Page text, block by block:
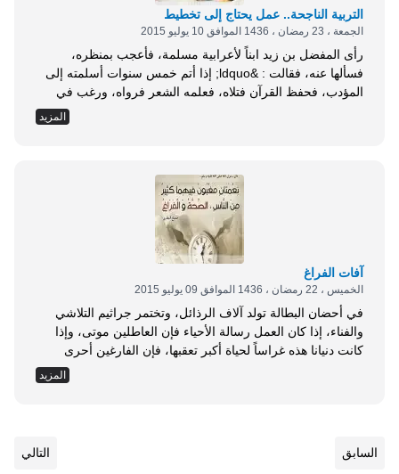
التربية الناجحة.. عمل يحتاج إلى تخطيط
الجمعة ، 23 رمضان ، 1436 الموافق 10 يوليو 2015
رأى المفضل بن زيد ابناً لأعرابية مسلمة، فأعجب بمنظره،
فسألها عنه، فقالت : &ldquo; إذا أتم خمس سنوات أسلمته إلى
المؤدب، فحفظ القرآن فتلاه، فعلمه الشعر فرواه، ورغب في
مفاخرة قومه، وطلب مآثر آبائه وأجداده، فلما بلغ الحلم حملته
على أعناق الخيل فتمرس وتفرس، ولبس السلاح، ومشى بين
المزيد
آفات الفراغ
الخميس ، 22 رمضان ، 1436 الموافق 09 يوليو 2015
في أحضان البطالة تولد آلاف الرذائل، وتختمر جراثيم التلاشي
والفناء، إذا كان العمل رسالة الأحياء فإن العاطلين موتى، وإذا
كانت دنيانا هذه غراساً لحياة أكبر تعقبها، فإن الفارغين أحرى
الناس أن يُحشروا مُفلسين لا حصاد لهم إلا البوار والخسران، وقد
نبه النبي -صلى الله عليه وسلم- إلى غفلة الألوف عما وُهبوا من
المزيد
السابق التالي